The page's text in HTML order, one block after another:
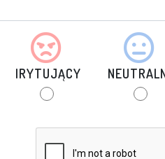
IRYTUJĄCY